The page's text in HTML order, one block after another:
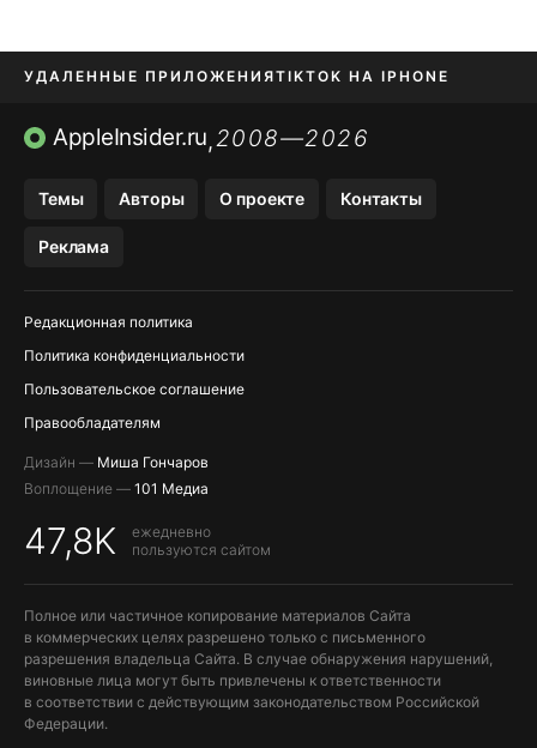
УДАЛЕННЫЕ ПРИЛОЖЕНИЯTIKTOK НА IPHONE
ПРИЛОЖЕНИЯ БЕЗ APP STORE
AppleInsider.ru,2008—2026
Темы Авторы О проекте Контакты
Реклама
Редакционная политика
Политика конфиденциальности
Пользовательское соглашение
Правообладателям
Дизайн — Миша Гончаров
Воплощение — 101 Медиа
47,8K
ежедневно
пользуются сайтом
Полное или частичное копирование материалов Сайта
в коммерческих целях разрешено только с письменного
разрешения владельца Сайта. В случае обнаружения нарушений,
виновные лица могут быть привлечены к ответственности
в соответствии с действующим законодательством Российской
Федерации.